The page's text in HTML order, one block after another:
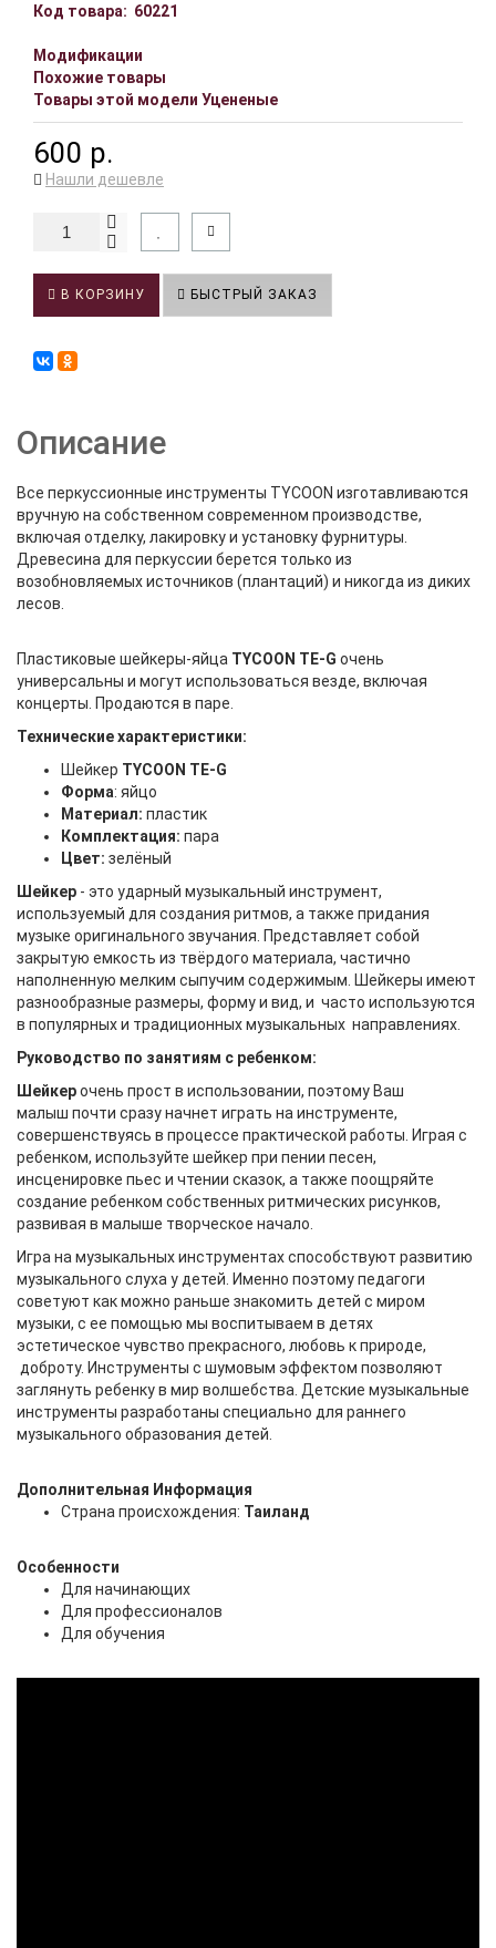
Код товара: 60221
Модификации
Похожие товары
Товары этой модели Уцененые
600 р.
Нашли дешевле
В КОРЗИНУ БЫСТРЫЙ ЗАКАЗ
Описание
Все перкуссионные инструменты TYCOON изготавливаются
вручную на собственном современном производстве,
включая отделку, лакировку и установку фурнитуры.
Древесина для перкуссии берется только из
возобновляемых источников (плантаций) и никогда из диких
лесов.
Пластиковые шейкеры-яйца TYCOON TE-G очень
универсальны и могут использоваться везде, включая
концерты. Продаются в паре.
Технические характеристики:
Шейкер TYCOON TE-G
Форма: яйцо
Материал: пластик
Комплектация: пара
Цвет: зелёный
Шейкер - это ударный музыкальный инструмент,
используемый для создания ритмов, а также придания
музыке оригинального звучания. Представляет собой
закрытую емкость из твёрдого материала, частично
наполненную мелким сыпучим содержимым. Шейкеры имеют
разнообразные размеры, форму и вид, и часто используются
в популярных и традиционных музыкальных направлениях.
Руководство по занятиям с ребенком:
Шейкерочень прост в использовании, поэтому Ваш
малыш почти сразу начнет играть на инструменте,
совершенствуясь в процессе практической работы. Играя с
ребенком, используйте шейкер при пении песен,
инсценировке пьес и чтении сказок, а также поощряйте
создание ребенком собственных ритмических рисунков,
развивая в малыше творческое начало.
Игра на музыкальных инструментах способствуют развитию
музыкального слуха у детей. Именно поэтому педагоги
советуют как можно раньше знакомить детей с миром
музыки, с ее помощью мы воспитываем в детях
эстетическое чувство прекрасного, любовь к природе,
доброту. Инструменты с шумовым эффектом позволяют
заглянуть ребенку в мир волшебства. Детские музыкальные
инструменты разработаны специально для раннего
музыкального образования детей.
Дополнительная Информация
Страна происхождения: Таиланд
Особенности
Для начинающих
Для профессионалов
Для обучения